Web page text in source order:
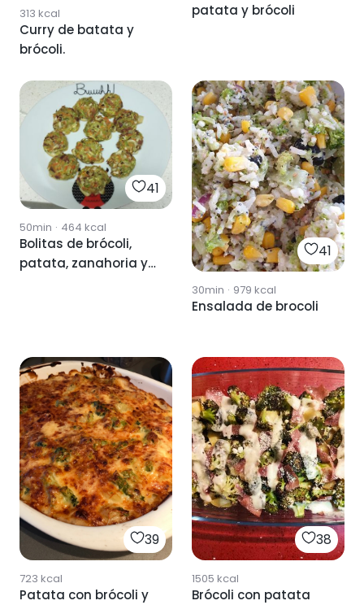
313 kcal
Curry de batata y
brócoli.
patata y brócoli
41
50min · 464 kcal
Bolitas de brócoli,
patata, zanahoria y
41
30min · 979 kcal
Ensalada de brocoli
39
723 kcal
Patata con brócoli y
38
1505 kcal
Brócoli con patata